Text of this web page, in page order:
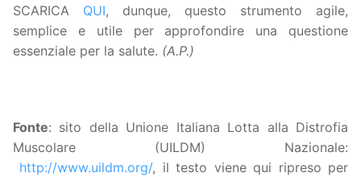
SCARICA QUI, dunque, questo strumento agile,
semplice e utile per approfondire una questione
essenziale per la salute. (A.P.)
Fonte: sito della Unione Italiana Lotta alla Distrofia
Muscolare (UILDM) Nazionale:
http://www.uildm.org/, il testo viene qui ripreso per